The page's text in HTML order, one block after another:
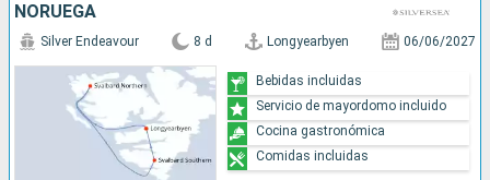
NORUEGA
Silver Endeavour 8 d Longyearbyen 06/06/2027
Bebidas incluidas
Servicio de mayordomo incluido
Cocina gastronómica
Comidas incluidas